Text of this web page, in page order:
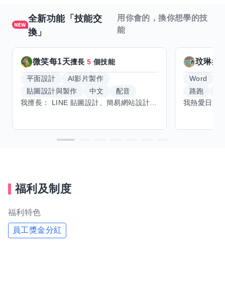
全新功能「技能交
換」
用你會的，換你想學的技
能
微笑每1天擅長5 個技能
平面設計
AI影片製作
貼圖設計與製作
中文
配音
玟琳擅
Word
路跑
福利及制度
福利特色
員工獎金分紅